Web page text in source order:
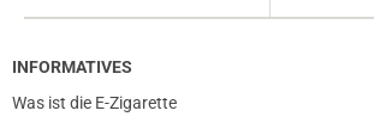
INFORMATIVES
Was ist die E-Zigarette